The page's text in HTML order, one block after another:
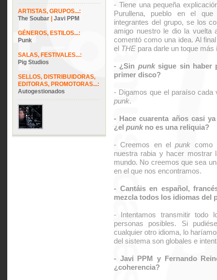
ARTISTAS, GRUPOS...:
The Soubar
Javi PPM
GÉNEROS, ESTILOS...:
Punk
SALAS, FESTIVALES...:
Pig Studios
SELLOS, DISTRIBUIDORAS,
EDITORAS, PROMOTORAS...:
Autogestionados
- Tiene una pequeña
Purullena, pueblo en el
integrantes del grupo, se los
amigo nuestro le dio la vuelta
comentó como una idea. Al
el THE para darle un toque más
- ¿Sin punksigue sin haber
primer disco?
- Digamos que el paraíso
punk.
- Hace cuarenta años casi
¿el punkno es una reliquia?
- Creemos en elpunk como
nuestra rabia y hacer mostrar
mundo. No creemos que sea
en el que nos encontramos.
- Cantáis en español,
mezcla todos los idiomas del
- Intentamos transmitir todo
personas posibles. Si
cualquier otro idioma, lo
del sistema son globales e
- Javi PPM y Fernando
¿coherencia?